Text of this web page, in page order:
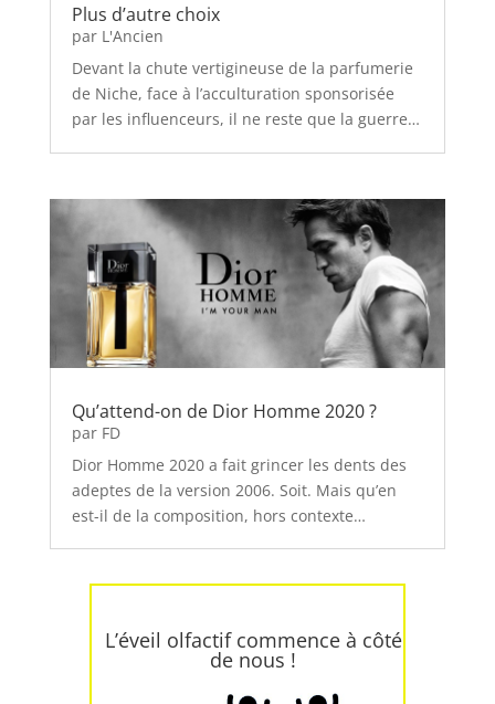
Plus d’autre choix
par L'Ancien
Devant la chute vertigineuse de la parfumerie
de Niche, face à l’acculturation sponsorisée
par les influenceurs, il ne reste que la guerre…
Qu’attend-on de Dior Homme 2020 ?
par FD
Dior Homme 2020 a fait grincer les dents des
adeptes de la version 2006. Soit. Mais qu’en
est-il de la composition, hors contexte…
L’éveil olfactif commence à côté
de nous !